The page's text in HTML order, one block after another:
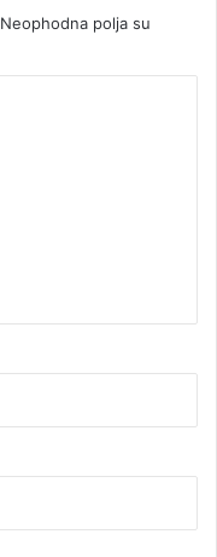
Neophodna polja su